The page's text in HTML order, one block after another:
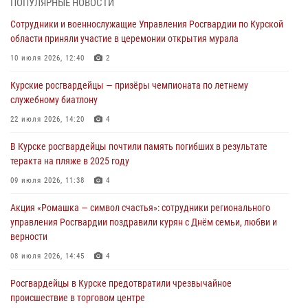
оздоровительных лагерях
05 августа 2026, 09:51
сбыта крупной партии наркотиков
04 августа 2026, 12:52
85 владельцев оружия
04 августа 2026, 07:00
297 выездов по сигналу «тревога»
03 августа 2026, 09:46
ПОПУЛЯРНЫЕ НОВОСТИ
Сотрудники и военнослужащие Управления Росгвардии по Курской
области приняли участие в церемонии открытия мурала
10 июля 2026, 12:40 2
Курские росгвардейцы — призёры чемпионата по летнему
служебному биатлону
22 июля 2026, 14:20 4
В Курске росгвардейцы почтили память погибших в результате
теракта на пляже в 2025 году
09 июля 2026, 11:38 4
Акция «Ромашка — символ счастья»: сотрудники регионального
управления Росгвардии поздравили курян с Днём семьи, любви и
верности
08 июля 2026, 14:45 4
Росгвардейцы в Курске предотвратили чрезвычайное
происшествие в торговом центре